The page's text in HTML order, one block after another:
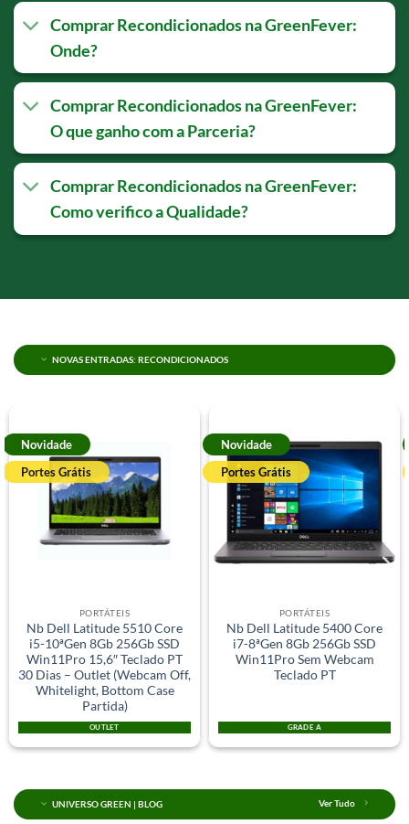
Comprar Recondicionados na GreenFever:
Onde?
Comprar Recondicionados na GreenFever:
O que ganho com a Parceria?
Comprar Recondicionados na GreenFever:
Como verifico a Qualidade?
NOVAS ENTRADAS: RECONDICIONADOS
Novidade
Portes Grátis
PORTÁTEIS
Nb Dell Latitude 5510 Core
i5-10ªGen 8Gb 256Gb SSD
Win11Pro 15,6″ Teclado PT
30 Dias – Outlet (Webcam Off,
Whitelight, Bottom Case
Partida)
OUTLET
Novidade
Portes Grátis
PORTÁTEIS
Nb Dell Latitude 5400 Core
i7-8ªGen 8Gb 256Gb SSD
Win11Pro Sem Webcam
Teclado PT
GRADE A
UNIVERSO GREEN | BLOG Ver Tudo